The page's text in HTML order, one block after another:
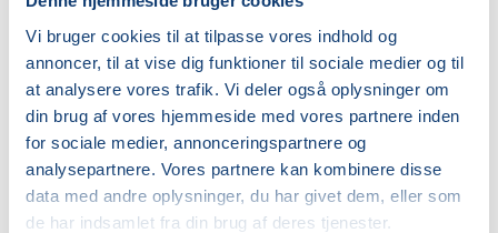
Vi bruger cookies til at tilpasse vores indhold og
annoncer, til at vise dig funktioner til sociale medier og til
at analysere vores trafik. Vi deler også oplysninger om
din brug af vores hjemmeside med vores partnere inden
for sociale medier, annonceringspartnere og
analysepartnere. Vores partnere kan kombinere disse
data med andre oplysninger, du har givet dem, eller som
de har indsamlet fra din brug af deres tjenester.
Almen
DKK 650,00
Info
Nummer